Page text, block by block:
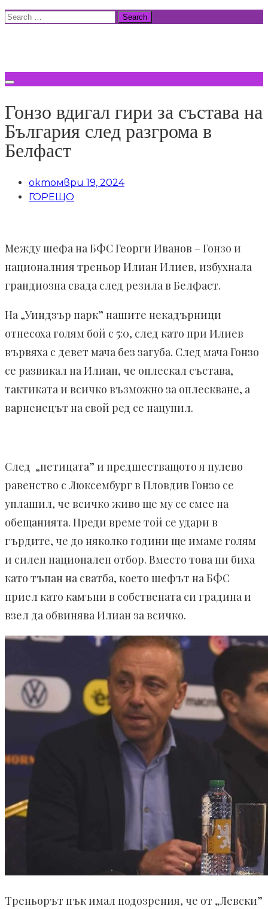
Skip
Search
Гонзо вдигал гири за състава на
България след разгрома в
Белфаст
октомври 19, 2024
ГОРЕЩО
Между шефа на БФС Георги Иванов – Гонзо и
националния треньор Илиан Илиев, избухнала
грандиозна свада след резила в Белфаст.
На „Уиндзър парк” нашите некадърници
отнесоха голям бой с 5:0, след като при Илиев
вървяха с девет мача без загуба. След мача Гонзо
се развикал на Илиан, че оплескал състава,
тактиката и всичко възможно за оплескване, а
варненецът на свой ред се нацупил.
След „петицата” и предшестващото я нулево
равенство с Люксембург в Пловдив Гонзо се
уплашил, че всичко живо ще му се смее на
обещанията. Преди време той се удари в
гърдите, че до няколко години ще имаме голям
и силен национален отбор. Вместо това ни биха
като тъпан на сватба, което шефът на БФС
приел като камъни в собствената си градина и
взел да обвинява Илиан за всичко.
Треньорът пък имал подозрения, че от „Левски”